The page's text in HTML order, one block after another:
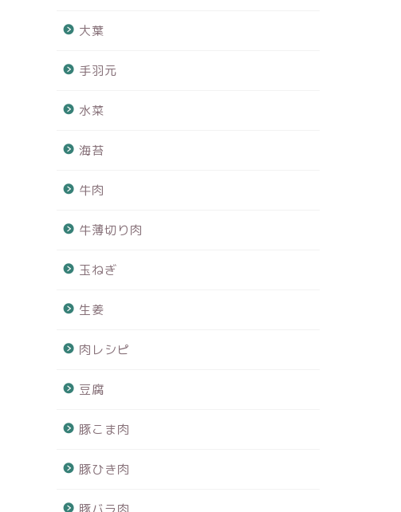
大葉
手羽元
水菜
海苔
牛肉
牛薄切り肉
玉ねぎ
生姜
肉レシピ
豆腐
豚こま肉
豚ひき肉